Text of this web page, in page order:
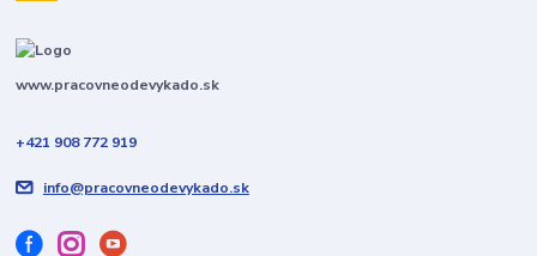
www.pracovneodevykado.sk
+421 908 772 919
info@pracovneodevykado.sk